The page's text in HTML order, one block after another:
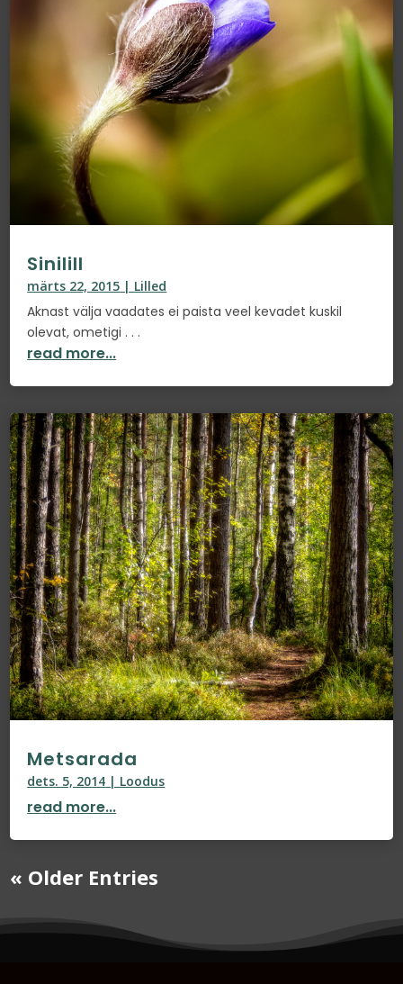
Sinilill
märts 22, 2015 | Lilled
Aknast välja vaadates ei paista veel kevadet kuskil
olevat, ometigi . . .
read more...
Metsarada
dets. 5, 2014 | Loodus
read more...
« Older Entries